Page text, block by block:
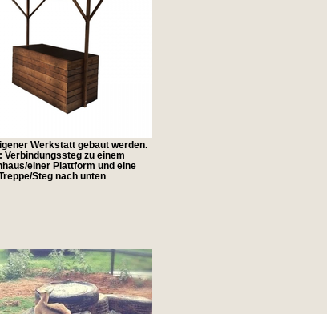
Werkstatt gebaut werden.
Verbindungssteg zu einem
einer Plattform und eine
Steg nach unten